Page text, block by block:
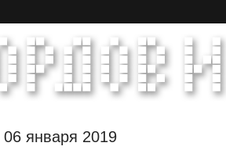
06 января 2019